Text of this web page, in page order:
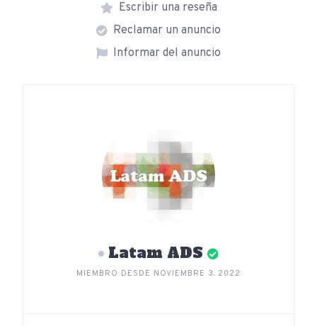
Escribir una reseña
Reclamar un anuncio
Informar del anuncio
Latam ADS
MIEMBRO DESDE NOVIEMBRE 3, 2022